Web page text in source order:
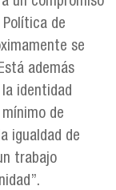
de
se
además
identidad
de
igualdad de
trabajo